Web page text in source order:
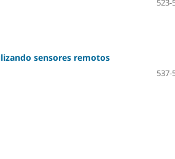
523-
sensores remotos
537-